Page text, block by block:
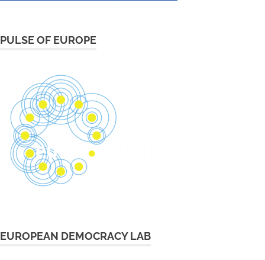
PULSE OF EUROPE
EUROPEAN DEMOCRACY LAB